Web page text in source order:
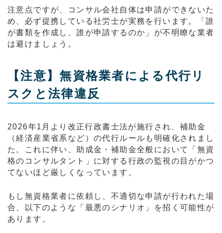
注意点ですが、コンサル会社自体は申請ができないた
め、必ず提携している社労士が実務を行います。「誰
が書類を作成し、誰が申請するのか」が不明瞭な業者
は避けましょう。
【注意】無資格業者による代行リ
スクと法律違反
2026年1月より改正行政書士法が施行され、補助金
（経済産業省系など）の代行ルールも明確化されまし
た。これに伴い、助成金・補助金全般において「無資
格のコンサルタント」に対する行政の監視の目がかつ
てないほど厳しくなっています。
もし無資格業者に依頼し、不適切な申請が行われた場
合、以下のような「最悪のシナリオ」を招く可能性が
あります。